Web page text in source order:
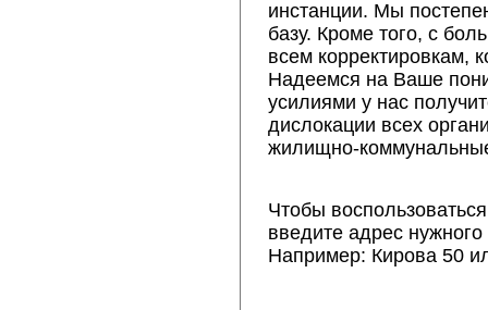
инстанции. Мы
базу. Кроме того, с
всем корректировкам,
Надеемся на Ваше
усилиями у нас
дислокации всех
жилищно-
Чтобы
введите адрес
Например: Кирова 50